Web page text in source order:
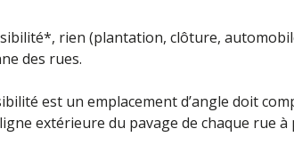
rien (plantation, clôture,
des rues.
est un emplacement d’angle doit
extérieure du pavage de chaque